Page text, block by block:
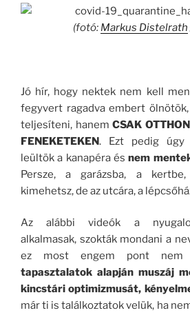
(fotó: Markus Distelrath
Jó hír, hogy nektek nem kell
fegyvert ragadva embert
teljesíteni, hanem CSAK
FENEKETEKEN. Ezt pedig úgy
leültök a kanapéra ésnem
Persze, a garázsba, a
kimehetsz, de az utcára, a
Az alábbi videók a
alkalmasak, szokták mondani a
ez most engem pont nem
tapasztalatok alapján muszáj
kincstári optimizmusát,
már ti is találkoztatok velük, ha